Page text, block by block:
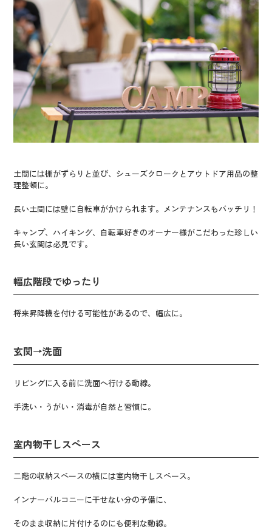
土間には棚がずらりと並び、シューズクロークとアウトドア用品の整
理整頓に。
長い土間には壁に自転車がかけられます。メンテナンスもバッチリ！
キャンプ、ハイキング、自転車好きのオーナー様がこだわった珍しい
長い玄関は必見です。
幅広階段でゆったり
将来昇降機を付ける可能性があるので、幅広に。
玄関→洗面
リビングに入る前に洗面へ行ける動線。
手洗い・うがい・消毒が自然と習慣に。
室内物干しスペース
二階の収納スペースの横には室内物干しスペース。
インナーバルコニーに干せない分の予備に、
そのまま収納に片付けるのにも便利な動線。